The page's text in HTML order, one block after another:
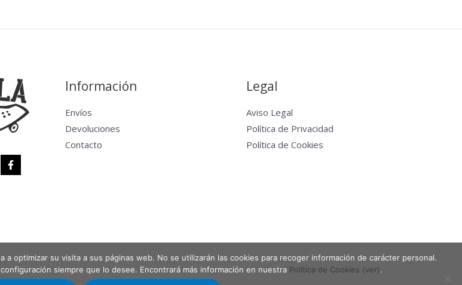
Información
Envíos
Devoluciones
Contacto
Legal
Aviso Legal
Política de Privacidad
Política de Cookies
Powered by Entabla Clases de skate en Madrid
optimizar su visita a sus páginas web. No se utilizarán las cookies para recoger información de carácter personal.
siempre que lo desee. Encontrará más información en nuestra Política de Cookies (ver).